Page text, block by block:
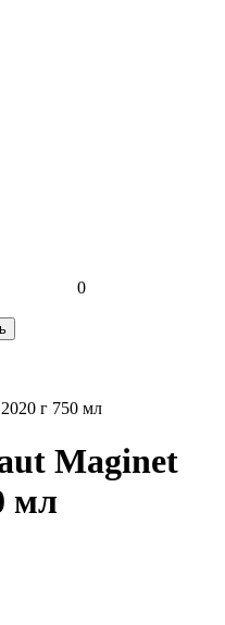
0
г 750 мл
Maginet
мл